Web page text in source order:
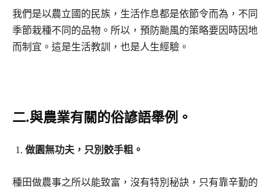
我們是以農立國的民族，生活作息都是依節令而為，不同
季節栽種不同的品物。所以，預防颱風的策略要因時因地
而制宜。這是生活教訓，也是人生經驗。
二.與農業有關的俗諺語舉例。
做園無功夫，只別骹手粗。
種田做農事之所以能致富，沒有特別秘訣，只有靠辛勤的